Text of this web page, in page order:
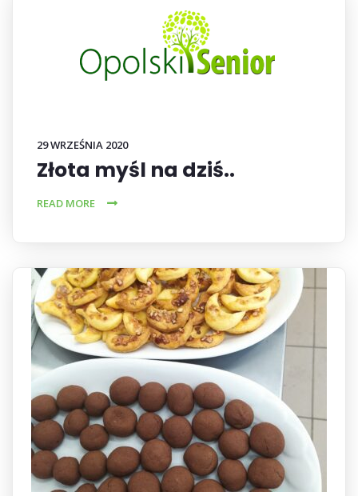
29 WRZEŚNIA 2020
Złota myśl na dziś..
READ MORE